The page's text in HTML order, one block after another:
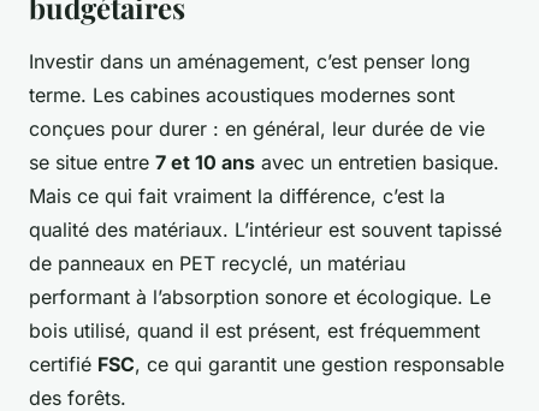
Investir dans un aménagement, c’est penser long
terme. Les cabines acoustiques modernes sont
conçues pour durer : en général, leur durée de vie
se situe entre 7 et 10 ans avec un entretien basique.
Mais ce qui fait vraiment la différence, c’est la
qualité des matériaux. L’intérieur est souvent tapissé
de panneaux en PET recyclé, un matériau
performant à l’absorption sonore et écologique. Le
bois utilisé, quand il est présent, est fréquemment
certifié FSC, ce qui garantit une gestion responsable
des forêts.